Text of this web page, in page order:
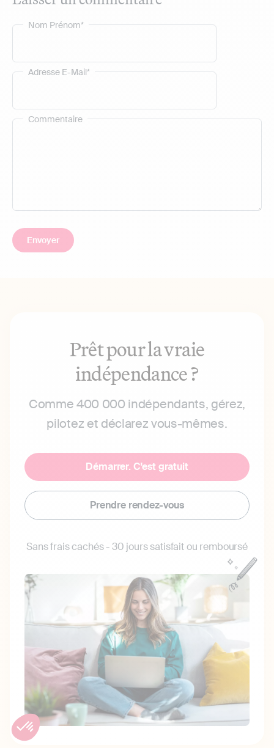
Commentaire
Nom Prénom*
Adresse E-Mail*
Prêt pour la vraie
indépendance ?
Comme 400 000 indépendants, gérez,
pilotez et déclarez vous-mêmes.
Démarrer. C'est gratuit
Prendre rendez-vous
Sans frais cachés - 30 jours satisfait ou remboursé